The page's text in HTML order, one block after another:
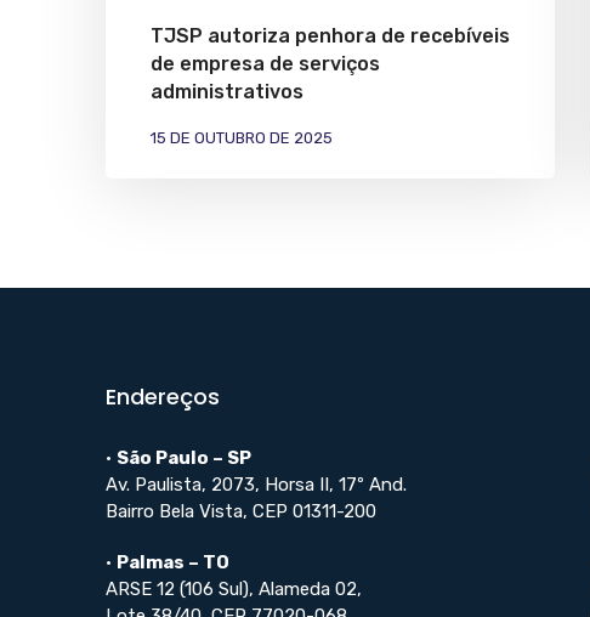
TJSP autoriza penhora de recebíveis
de empresa de serviços
administrativos
15 DE OUTUBRO DE 2025
Endereços
• São Paulo – SP
Av. Paulista, 2073, Horsa II, 17º And.
Bairro Bela Vista, CEP 01311-200
• Palmas – TO
ARSE 12 (106 Sul), Alameda 02,